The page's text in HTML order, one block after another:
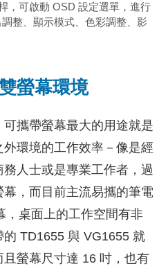
，可啟動 OSD 設定選單，進行
整、顯示模式、色彩調整、影
螢幕環境
攜帶螢幕最大的用途就是
環境的工作效率－像是經
人士或是專業工作者，過
，而目前主流易攜的筆電
，桌面上的工作空間有非
TD1655 與 VG1655 就
螢幕尺寸達 16 吋，也有